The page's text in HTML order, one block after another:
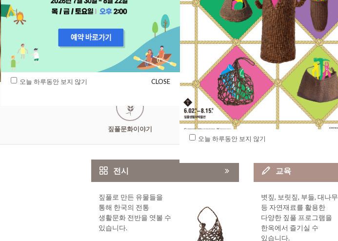
짚풀문화이야기 관람안내 소장품 안내
전시
짚풀로 만든 유물들을
통해 한국의 전통
생활문화 전반을 엿볼 수
있습니다.
교육
볏짚, 보릿짚, 부들, 대나무
등 자연재료를 활용한
다양한 짚풀 프로그램을
한옥에서 즐기실 수
있습니다.
오늘 하루동안 보지 않기
오늘 하루동안 보지 않기 CLOSE